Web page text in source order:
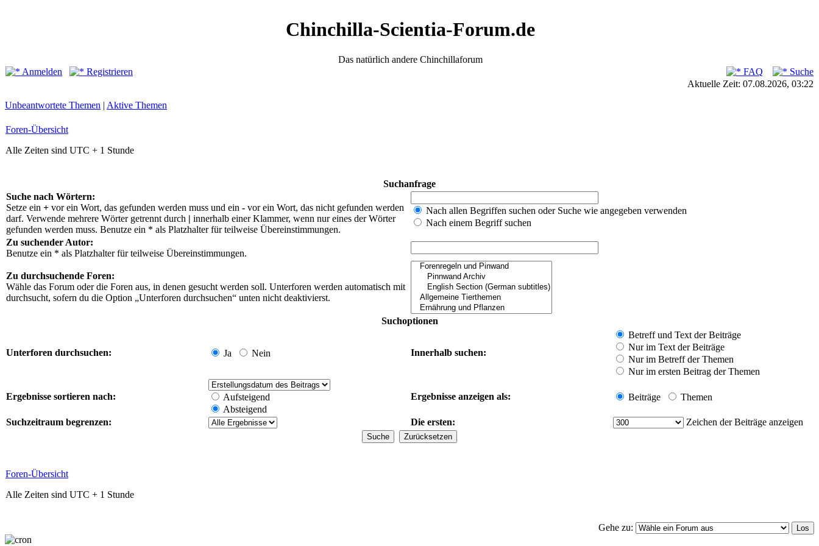
Chinchilla-Scientia-Forum.de
Das natürlich andere Chinchillaforum
Anmelden
Registrieren FAQ
Suche
Aktuelle Zeit: 07.08.2026, 03:22
Unbeantwortete Themen | Aktive Themen
Foren-Übersicht
Alle Zeiten sind UTC + 1 Stunde
Suchanfrage
Suche nach Wörtern:
Setze ein + vor ein Wort, das gefunden werden muss und ein - vor ein Wort, das nicht gefunden werden
darf. Verwende mehrere Wörter getrennt durch | innerhalb einer Klammer, wenn nur eines der Wörter
gefunden werden muss. Benutze ein * als Platzhalter für teilweise Übereinstimmungen.
Nach allen Begriffen suchen oder Suche wie angegeben verwenden
Nach einem Begriff suchen
Zu suchender Autor:
Benutze ein * als Platzhalter für teilweise Übereinstimmungen.
Zu durchsuchende Foren:
Wähle das Forum oder die Foren aus, in denen gesucht werden soll. Unterforen werden automatisch mit
durchsucht, sofern du die Option „Unterforen durchsuchen“ unten nicht deaktivierst.
Suchoptionen
Unterforen durchsuchen: Ja Nein Innerhalb suchen:
Betreff und Text der Beiträge
Nur im Text der Beiträge
Nur im Betreff der Themen
Nur im ersten Beitrag der Themen
Ergebnisse sortieren nach:
Aufsteigend
Absteigend
Ergebnisse anzeigen als: Beiträge Themen
Suchzeitraum begrenzen: Die ersten: Zeichen der Beiträge anzeigen
Foren-Übersicht
Alle Zeiten sind UTC + 1 Stunde
Gehe zu: